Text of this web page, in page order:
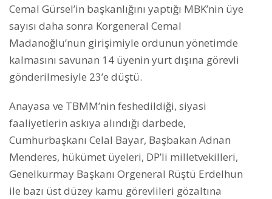
Cemal Gürsel’in başkanlığını yaptığı MBK’nin üye
sayısı daha sonra Korgeneral Cemal
Madanoğlu’nun girişimiyle ordunun yönetimde
kalmasını savunan 14 üyenin yurt dışına görevli
gönderilmesiyle 23’e düştü.
Anayasa ve TBMM’nin feshedildiği, siyasi
faaliyetlerin askıya alındığı darbede,
Cumhurbaşkanı Celal Bayar, Başbakan Adnan
Menderes, hükümet üyeleri, DP’li milletvekilleri,
Genelkurmay Başkanı Orgeneral Rüştü Erdelhun
ile bazı üst düzey kamu görevlileri gözaltına